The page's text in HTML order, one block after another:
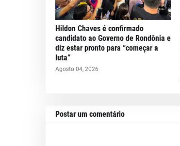
Hildon Chaves é confirmado
candidato ao Governo de Rondônia e
diz estar pronto para “começar a
luta”
Agosto 04, 2026
Postar um comentário